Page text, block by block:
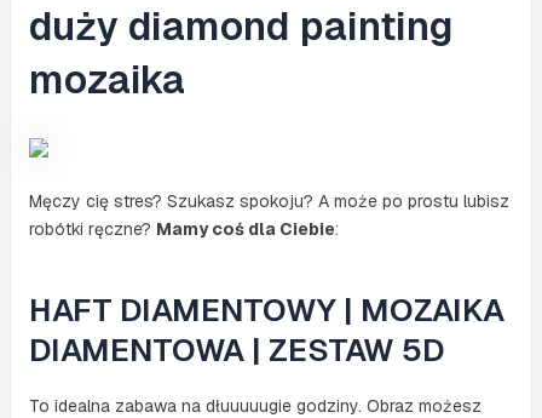
duży diamond painting
mozaika
Męczy cię stres? Szukasz spokoju? A może po prostu lubisz
robótki ręczne? Mamy coś dla Ciebie:
HAFT DIAMENTOWY | MOZAIKA
DIAMENTOWA | ZESTAW 5D
To idealna zabawa na dłuuuuugie godziny. Obraz możesz